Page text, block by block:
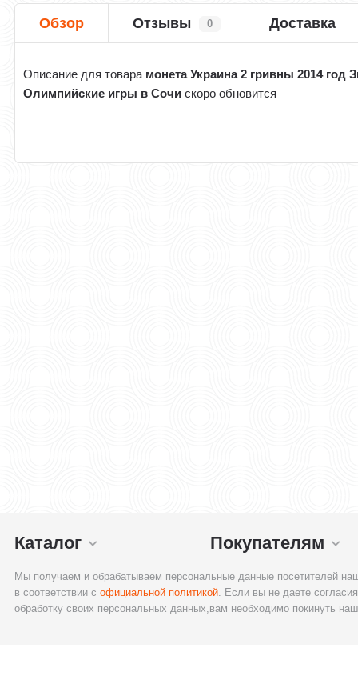
Обзор Отзывы 0 Доставка
Описание для товара монета Украина 2 гривны 2014 год
Олимпийские игры в Сочи скоро обновится
Каталог Покупателям
Мы получаем и обрабатываем персональные данные посетителей
в соответствии софициальной политикой. Если вы не даете
обработку своих персональных данных,вам необходимо покинуть